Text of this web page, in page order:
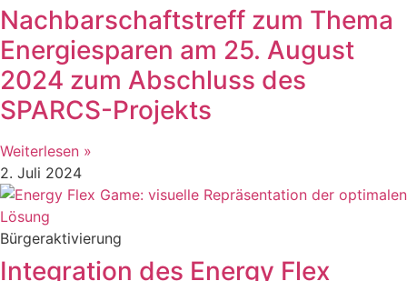
Nachbarschaftstreff zum Thema
Energiesparen am 25. August
2024 zum Abschluss des
SPARCS-Projekts
Weiterlesen »
2. Juli 2024
Bürgeraktivierung
Integration des Energy Flex